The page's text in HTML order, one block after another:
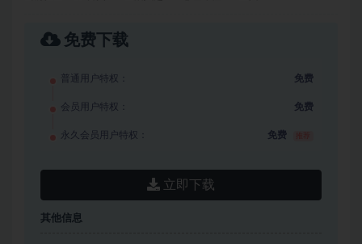
免费下载
普通用户特权： 免费
会员用户特权： 免费
永久会员用户特权： 免费
立即下载
其他信息